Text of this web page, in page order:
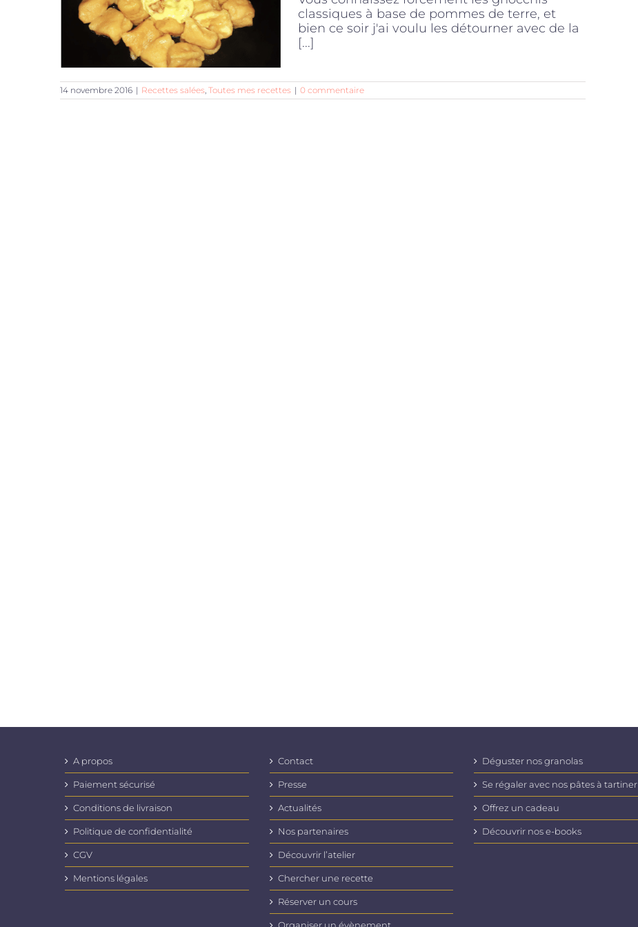
classiques à base de pommes de terre, et
bien ce soir j'ai voulu les détourner avec de la
[...]
14 novembre 2016 | Recettes salées, Toutes mes recettes | 0 commentaire
A propos
Paiement sécurisé
Conditions de livraison
Politique de confidentialité
CGV
Mentions légales
Contact
Presse
Actualités
Nos partenaires
Découvrir l’atelier
Chercher une recette
Réserver un cours
Déguster nos granolas
Se régaler avec nos pâtes à tartiner
Offrez un cadeau
Découvrir nos e-books